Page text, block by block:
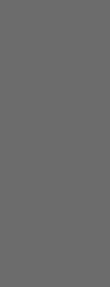
und
Anbaugeräte, Zubehöre